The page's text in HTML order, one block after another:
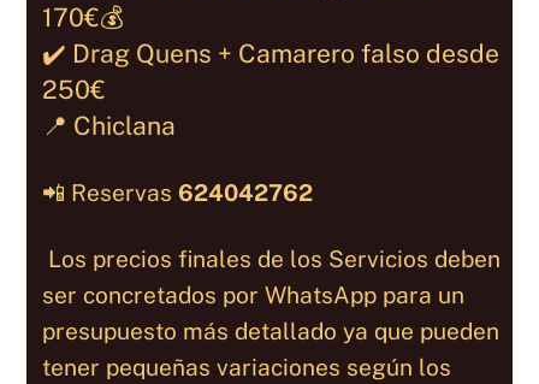
170€💰
✔️ Drag Quens + Camarero falso desde
250€
📍 Chiclana
📲 Reservas624042762
Los precios finales de los Servicios deben
ser concretados por WhatsApp para un
presupuesto más detallado ya que pueden
tener pequeñas variaciones según los